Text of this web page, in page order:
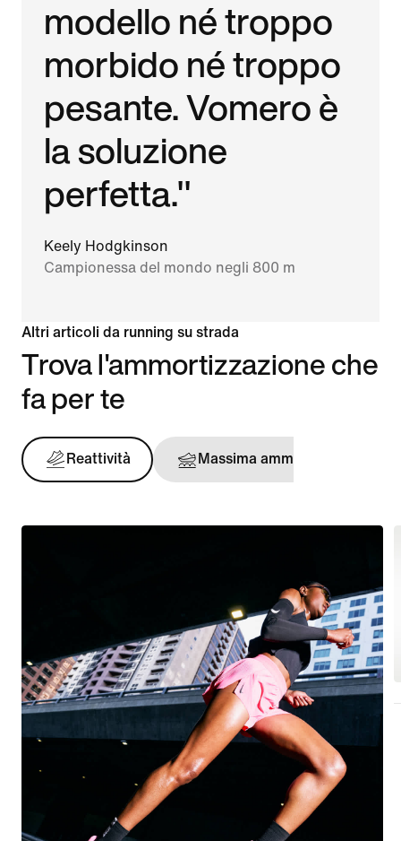
modello né troppo
morbido né troppo
pesante. Vomero è
la soluzione
perfetta."
Keely Hodgkinson
Campionessa del mondo negli 800 m
Altri articoli da running su strada
Trova l'ammortizzazione che
fa per te
Reattività Massima ammortizzazione